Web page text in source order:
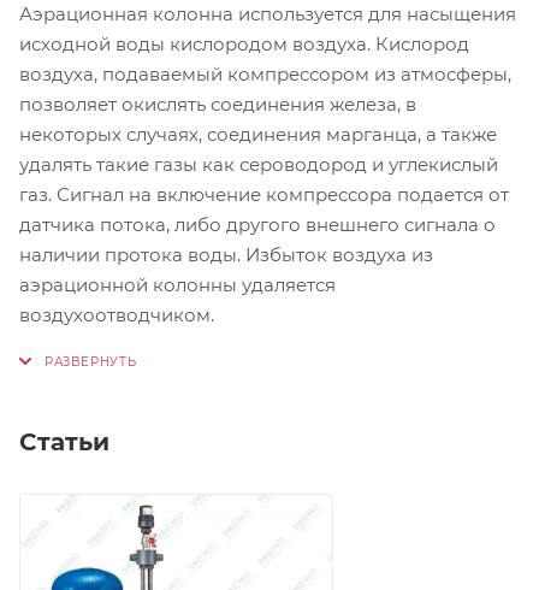
Аэрационная колонна используется для насыщения
исходной воды кислородом воздуха. Кислород
воздуха, подаваемый компрессором из атмосферы,
позволяет окислять соединения железа, в
некоторых случаях, соединения марганца, а также
удалять такие газы как сероводород и углекислый
газ. Сигнал на включение компрессора подается от
датчика потока, либо другого внешнего сигнала о
наличии протока воды. Избыток воздуха из
аэрационной колонны удаляется
воздухоотводчиком.
Статьи